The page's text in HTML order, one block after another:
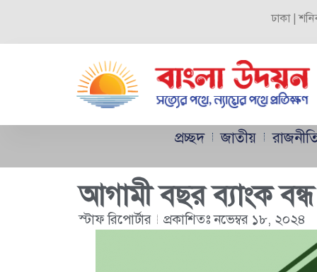
ঢাকা |
প্রচ্ছদ জাতীয়
আগামী বছর ব্যাংক
স্টাফ রিপোর্টার প্রকাশিতঃনভেম্বর ১৮, ২০২৪